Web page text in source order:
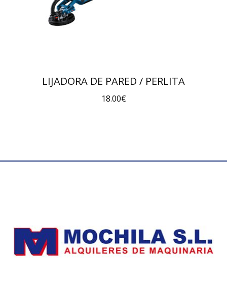
LIJADORA DE PARED / PERLITA
18.00€